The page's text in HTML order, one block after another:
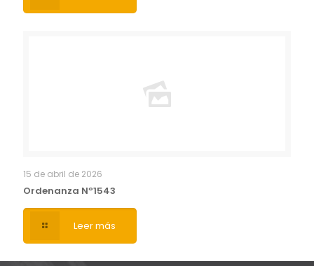
15 de abril de 2026
Ordenanza Nº1543
Leer más